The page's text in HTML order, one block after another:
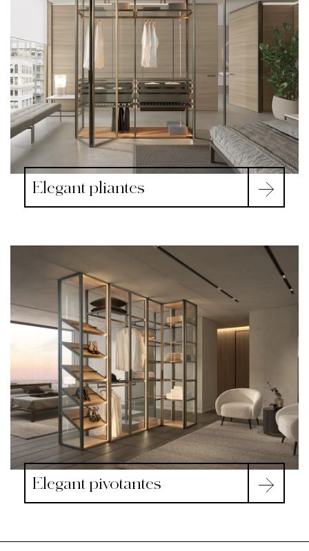
Elegant pliantes
Elegant pivotantes